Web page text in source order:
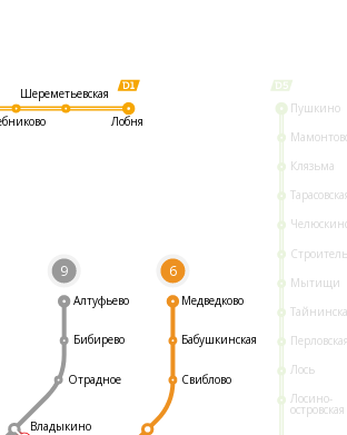
Пушкино
Клязьма
Мытищи
Лось
Лосино-
островская
9 6
Медведково
Бабушкинская
Свиблово
Шереметьевская
Лобня
Бибирево
Отрадное
Владыкино
Алтуфьево